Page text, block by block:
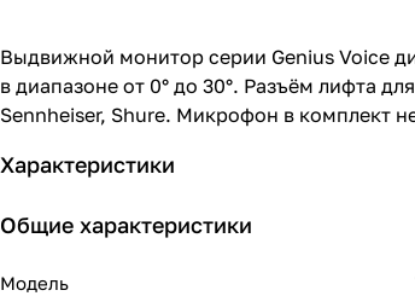
Выдвижной монитор серии Genius Voice
в диапазоне от 0° до 30°. Разъём лифта
Sennheiser, Shure. Микрофон в комплект
Характеристики
Общие характеристики
Модель